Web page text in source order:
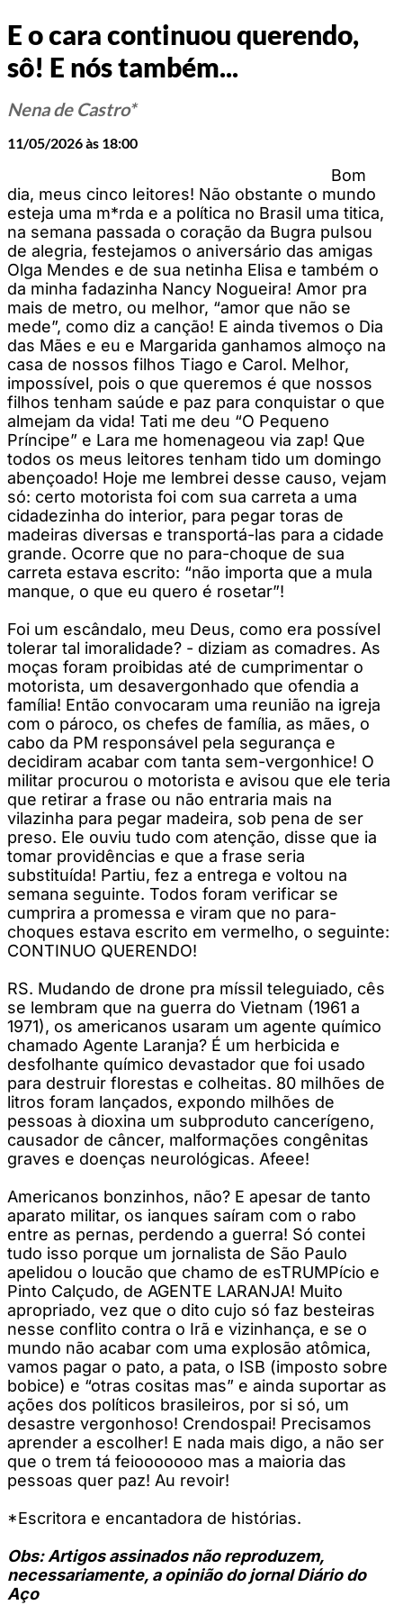
E o cara continuou querendo,
sô! E nós também...
Nena de Castro*
11/05/2026 às 18:00
Bom
dia, meus cinco leitores! Não obstante o mundo
esteja uma m*rda e a política no Brasil uma titica,
na semana passada o coração da Bugra pulsou
de alegria, festejamos o aniversário das amigas
Olga Mendes e de sua netinha Elisa e também o
da minha fadazinha Nancy Nogueira! Amor pra
mais de metro, ou melhor, “amor que não se
mede”, como diz a canção! E ainda tivemos o Dia
das Mães e eu e Margarida ganhamos almoço na
casa de nossos filhos Tiago e Carol. Melhor,
impossível, pois o que queremos é que nossos
filhos tenham saúde e paz para conquistar o que
almejam da vida! Tati me deu “O Pequeno
Príncipe” e Lara me homenageou via zap! Que
todos os meus leitores tenham tido um domingo
abençoado! Hoje me lembrei desse causo, vejam
só: certo motorista foi com sua carreta a uma
cidadezinha do interior, para pegar toras de
madeiras diversas e transportá-las para a cidade
grande. Ocorre que no para-choque de sua
carreta estava escrito: “não importa que a mula
manque, o que eu quero é rosetar”!
Foi um escândalo, meu Deus, como era possível
tolerar tal imoralidade? - diziam as comadres. As
moças foram proibidas até de cumprimentar o
motorista, um desavergonhado que ofendia a
família! Então convocaram uma reunião na igreja
com o pároco, os chefes de família, as mães, o
cabo da PM responsável pela segurança e
decidiram acabar com tanta sem-vergonhice! O
militar procurou o motorista e avisou que ele teria
que retirar a frase ou não entraria mais na
vilazinha para pegar madeira, sob pena de ser
preso. Ele ouviu tudo com atenção, disse que ia
tomar providências e que a frase seria
substituída! Partiu, fez a entrega e voltou na
semana seguinte. Todos foram verificar se
cumprira a promessa e viram que no para-
choques estava escrito em vermelho, o seguinte:
CONTINUO QUERENDO!
RS. Mudando de drone pra míssil teleguiado, cês
se lembram que na guerra do Vietnam (1961 a
1971), os americanos usaram um agente químico
chamado Agente Laranja? É um herbicida e
desfolhante químico devastador que foi usado
para destruir florestas e colheitas. 80 milhões de
litros foram lançados, expondo milhões de
pessoas à dioxina um subproduto cancerígeno,
causador de câncer, malformações congênitas
graves e doenças neurológicas. Afeee!
Americanos bonzinhos, não? E apesar de tanto
aparato militar, os ianques saíram com o rabo
entre as pernas, perdendo a guerra! Só contei
tudo isso porque um jornalista de São Paulo
apelidou o loucão que chamo de esTRUMPício e
Pinto Calçudo, de AGENTE LARANJA! Muito
apropriado, vez que o dito cujo só faz besteiras
nesse conflito contra o Irã e vizinhança, e se o
mundo não acabar com uma explosão atômica,
vamos pagar o pato, a pata, o ISB (imposto sobre
bobice) e “otras cositas mas” e ainda suportar as
ações dos políticos brasileiros, por si só, um
desastre vergonhoso! Crendospai! Precisamos
aprender a escolher! E nada mais digo, a não ser
que o trem tá feiooooooo mas a maioria das
pessoas quer paz! Au revoir!
*Escritora e encantadora de histórias.
Obs: Artigos assinados não reproduzem,
necessariamente, a opinião do jornal Diário do
Aço